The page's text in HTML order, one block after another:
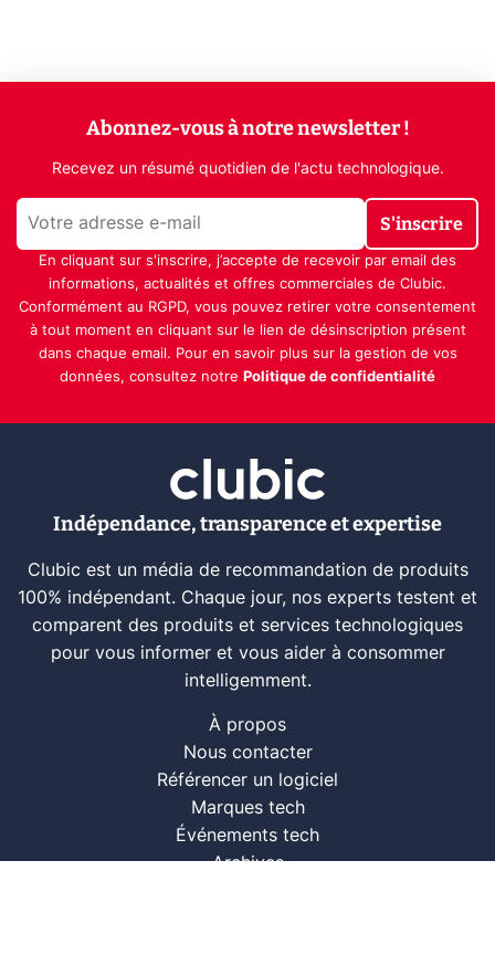
Abonnez-vous à notre newsletter !
Recevez un résumé quotidien de l'actu technologique.
S'inscrire
En cliquant sur s'inscrire, j’accepte de recevoir par email des
informations, actualités et offres commerciales de Clubic.
Conformément au RGPD, vous pouvez retirer votre consentement
à tout moment en cliquant sur le lien de désinscription présent
dans chaque email. Pour en savoir plus sur la gestion de vos
données, consultez notre Politique de confidentialité
Indépendance, transparence et expertise
Clubic est un média de recommandation de produits
100% indépendant. Chaque jour, nos experts testent et
comparent des produits et services technologiques
pour vous informer et vous aider à consommer
intelligemment.
À propos
Nous contacter
Référencer un logiciel
Marques tech
Événements tech
Archives